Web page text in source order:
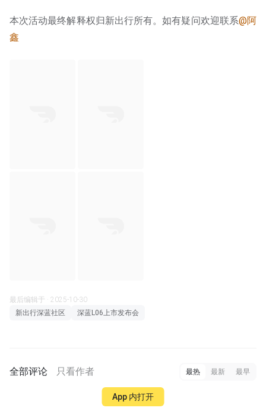
本次活动最终解释权归新出行所有。如有疑问欢迎联系@阿
鑫
最后编辑于 · 2025-10-30
新出行深蓝社区
深蓝L06上市发布会
全部评论 只看作者 最热 最新 最早
App 内打开